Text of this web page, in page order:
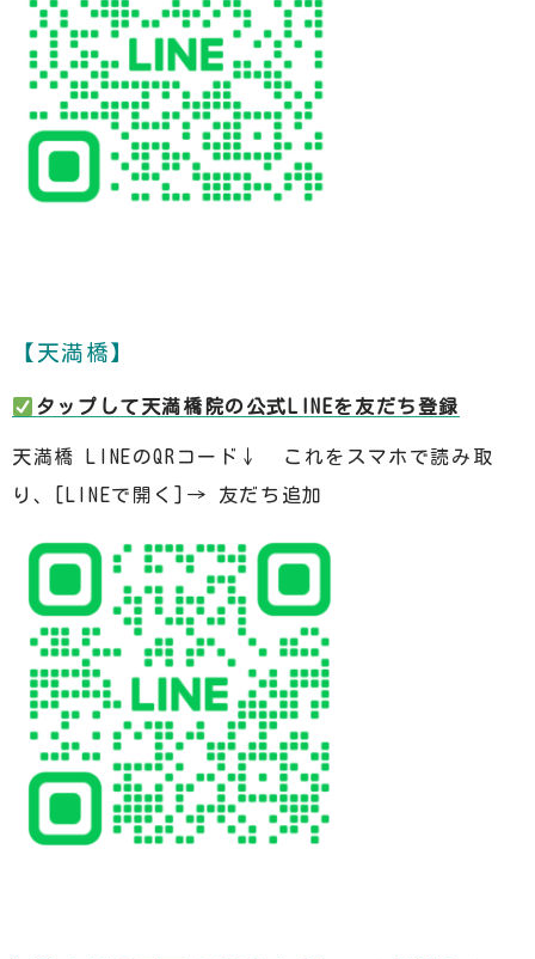
【天満橋】
タップして天満橋院の公式LINEを友だち登録
天満橋 LINEのQRコード↓ これをスマホで読み取
り、[LINEで開く]→ 友だち追加